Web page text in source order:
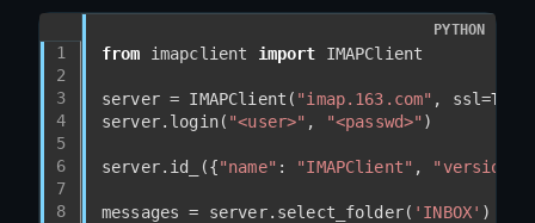
1
2
3
4
5
6
7
8
from imapclient import IMAPClient
server = IMAPClient( "imap.163.com" , ssl=True
server.login( "<user>" , "<passwd>" )
server.id_({"name" : "IMAPClient" , "version"
messages = server.select_folder( 'INBOX' )
PYTHON